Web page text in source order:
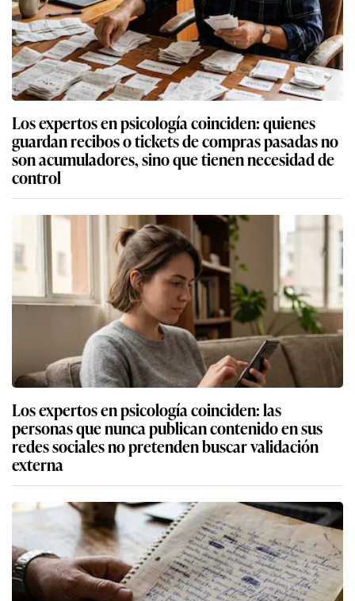
Los expertos en psicología coinciden: quienes
guardan recibos o tickets de compras pasadas no
son acumuladores, sino que tienen necesidad de
control
Los expertos en psicología coinciden: las
personas que nunca publican contenido en sus
redes sociales no pretenden buscar validación
externa